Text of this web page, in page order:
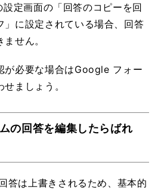
定画面の「回答のコピーを回
」に設定されている場合、回答
せん。
が必要な場合はGoogle フォー
ましょう。
の回答を編集したらばれ
答は上書きされるため、基本的